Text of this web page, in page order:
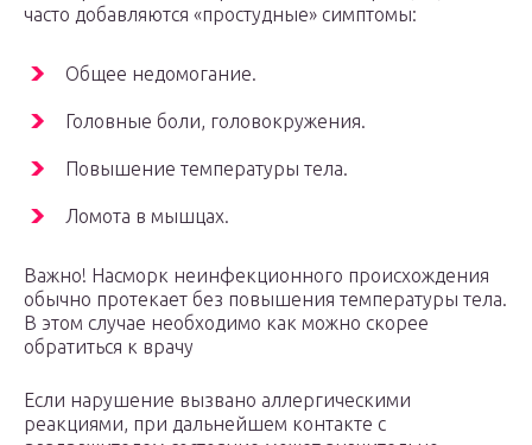
часто добавляются «простудные» симптомы:
Общее недомогание.
Головные боли, головокружения.
Повышение температуры тела.
Ломота в мышцах.
Важно! Насморк неинфекционного происхождения
обычно протекает без повышения температуры тела.
В этом случае необходимо как можно скорее
обратиться к врачу
Если нарушение вызвано аллергическими
реакциями, при дальнейшем контакте с